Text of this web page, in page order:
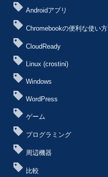
Androidアプリ
Chromebookの便利な使い方
CloudReady
Linux (crostini)
Windows
WordPress
ゲーム
プログラミング
周辺機器
比較